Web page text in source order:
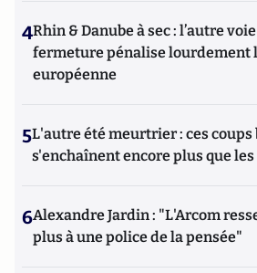
4Rhin & Danube à sec : l’autre
fermeture pénalise lourdement
européenne
5L'autre été meurtrier : ces
s'enchaînent encore plus que
6Alexandre Jardin : "L'Arcom
plus à une police de la pensée"